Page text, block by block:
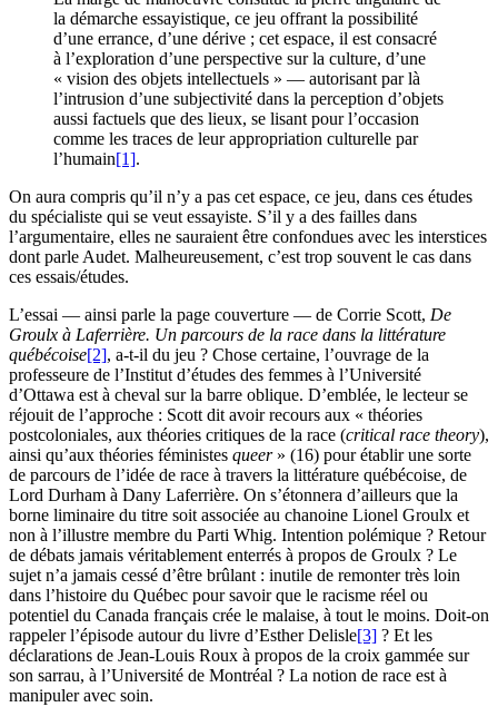
la démarche essayistique, ce jeu offrant la possibilité
d’une errance, d’une dérive ; cet espace, il est consacré
à l’exploration d’une perspective sur la culture, d’une
« vision des objets intellectuels » — autorisant par là
l’intrusion d’une subjectivité dans la perception d’objets
aussi factuels que des lieux, se lisant pour l’occasion
comme les traces de leur appropriation culturelle par
l’humain[1].
On aura compris qu’il n’y a pas cet espace, ce jeu, dans ces études
du spécialiste qui se veut essayiste. S’il y a des failles dans
l’argumentaire, elles ne sauraient être confondues avec les interstices
dont parle Audet. Malheureusement, c’est trop souvent le cas dans
ces essais/études.
L’essai — ainsi parle la page couverture — de Corrie Scott, De
Groulx à Laferrière. Un parcours de la race dans la littérature
québécoise[2], a-t-il du jeu ? Chose certaine, l’ouvrage de la
professeure de l’Institut d’études des femmes à l’Université
d’Ottawa est à cheval sur la barre oblique. D’emblée, le lecteur se
réjouit de l’approche : Scott dit avoir recours aux « théories
postcoloniales, aux théories critiques de la race (critical race theory),
ainsi qu’aux théories féministes queer» (16) pour établir une sorte
de parcours de l’idée de race à travers la littérature québécoise, de
Lord Durham à Dany Laferrière. On s’étonnera d’ailleurs que la
borne liminaire du titre soit associée au chanoine Lionel Groulx et
non à l’illustre membre du Parti Whig. Intention polémique ? Retour
de débats jamais véritablement enterrés à propos de Groulx ? Le
sujet n’a jamais cessé d’être brûlant : inutile de remonter très loin
dans l’histoire du Québec pour savoir que le racisme réel ou
potentiel du Canada français crée le malaise, à tout le moins. Doit-on
rappeler l’épisode autour du livre d’Esther Delisle[3] ? Et les
déclarations de Jean-Louis Roux à propos de la croix gammée sur
son sarrau, à l’Université de Montréal ? La notion de race est à
manipuler avec soin.